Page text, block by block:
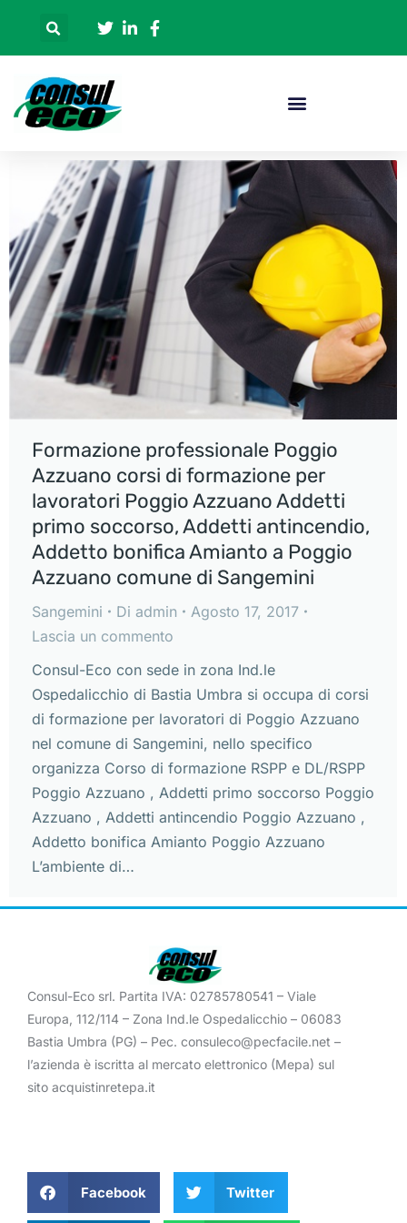
Formazione professionale Poggio
Azzuano corsi di formazione per
lavoratori Poggio Azzuano Addetti
primo soccorso, Addetti antincendio,
Addetto bonifica Amianto a Poggio
Azzuano comune di Sangemini
Sangemini Di admin
Agosto 17, 2017
Lascia un commento
Consul-Eco con sede in zona Ind.le
Ospedalicchio di Bastia Umbra si occupa di corsi
di formazione per lavoratori di Poggio Azzuano
nel comune di Sangemini, nello specifico
organizza Corso di formazione RSPP e DL/RSPP
Poggio Azzuano , Addetti primo soccorso Poggio
Azzuano , Addetti antincendio Poggio Azzuano ,
Addetto bonifica Amianto Poggio Azzuano
L’ambiente di…
Consul-Eco srl. Partita IVA: 02785780541 – Viale
Europa, 112/114 – Zona Ind.le Ospedalicchio – 06083
Bastia Umbra (PG) – Pec. consuleco@pecfacile.net –
l’azienda è iscritta al mercato elettronico (Mepa) sul
sito acquistinretepa.it
Facebook Twitter